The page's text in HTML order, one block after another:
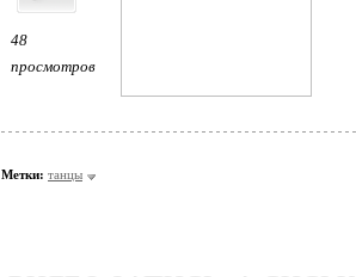
48
просмотров
Метки: танцы